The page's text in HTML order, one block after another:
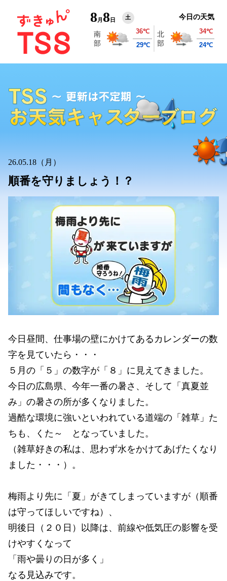
8 月 8 日 土 今日の天気
26.05.18（月）
順番を守りましょう！？
今日昼間、仕事場の壁にかけてあるカレンダーの数
字を見ていたら・・・
５月の「５」の数字が「８」に見えてきました。
今日の広島県、今年一番の暑さ、そして「真夏並
み」の暑さの所が多くなりました。
過酷な環境に強いといわれている道端の「雑草」た
ちも、くた～ となっていました。
（雑草好きの私は、思わず水をかけてあげたくなり
ました・・・）。
梅雨より先に「夏」がきてしまっていますが（順番
は守ってほしいですね）、
明後日（２０日）以降は、前線や低気圧の影響を受
けやすくなって
「雨や曇りの日が多く」
なる見込みです。